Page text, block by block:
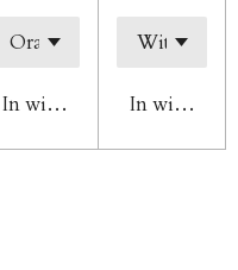
In winkelwagen
In